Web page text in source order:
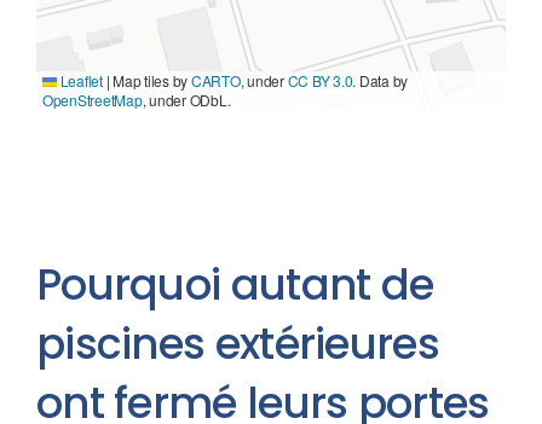
Leaflet | Map tiles byCARTO, underCC BY 3.0. Data by
OpenStreetMap, under ODbL.
Pourquoi autant de
piscines extérieures
ont fermé leurs portes